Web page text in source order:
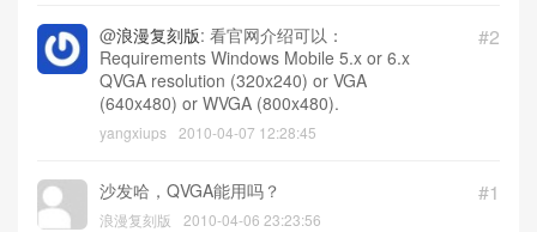
#2
@浪漫复刻版: 看官网介绍可以：
Requirements Windows Mobile 5.x or 6.x
QVGA resolution (320x240) or VGA
(640x480) or WVGA (800x480).
yangxiups 2010-04-07 12:28:45
#1
沙发哈，QVGA能用吗？
浪漫复刻版 2010-04-06 23:23:56